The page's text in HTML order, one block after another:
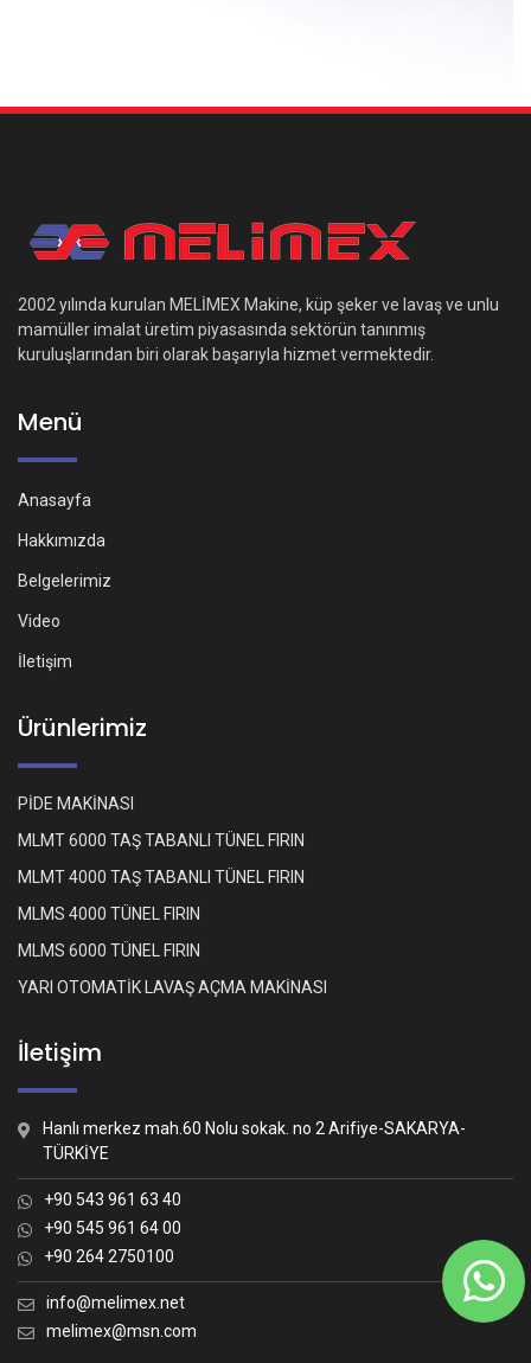
2002 yılında kurulan MELİMEX Makine, küp şeker ve lavaş ve unlu
mamüller imalat üretim piyasasında sektörün tanınmış
kuruluşlarından biri olarak başarıyla hizmet vermektedir.
Menü
Anasayfa
Hakkımızda
Belgelerimiz
Video
İletişim
Ürünlerimiz
PİDE MAKİNASI
MLMT 6000 TAŞ TABANLI TÜNEL FIRIN
MLMT 4000 TAŞ TABANLI TÜNEL FIRIN
MLMS 4000 TÜNEL FIRIN
MLMS 6000 TÜNEL FIRIN
YARI OTOMATİK LAVAŞ AÇMA MAKİNASI
İletişim
Hanlı merkez mah.60 Nolu sokak. no 2 Arifiye-SAKARYA-
TÜRKİYE
+90 543 961 63 40
+90 545 961 64 00
+90 264 2750100
info@melimex.net
melimex@msn.com
Nasıl yardımcı olabiliriz?